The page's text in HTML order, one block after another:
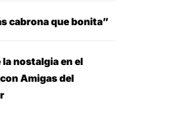
cabrona que bonita”
nostalgia en el
Amigas del